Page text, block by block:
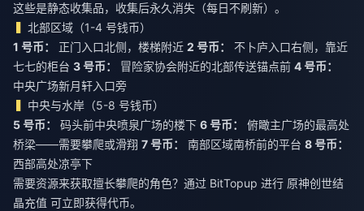
这些是静态收集品，收集后永久消失（每日不刷新）。
北部区域（1-4 号钱币）
1 号币：
正门入口北侧，楼梯附近 2 号币：
不卜庐入口右侧，靠近
七七的柜台 3 号币： 冒险家协会附近的北部传送锚点前 4 号币：
中央广场新月轩入口旁
中央与水岸（5-8 号钱币）
5 号币：
码头前中央喷泉广场的楼下 6 号币：
俯瞰主广场的最高处
桥梁——需要攀爬或滑翔 7 号币： 南部区域南桥前的平台 8 号币：
西部高处凉亭下
需要资源来获取擅长攀爬的角色？通过 BitTopup 进行 原神创世结
晶充值 可立即获得代币。